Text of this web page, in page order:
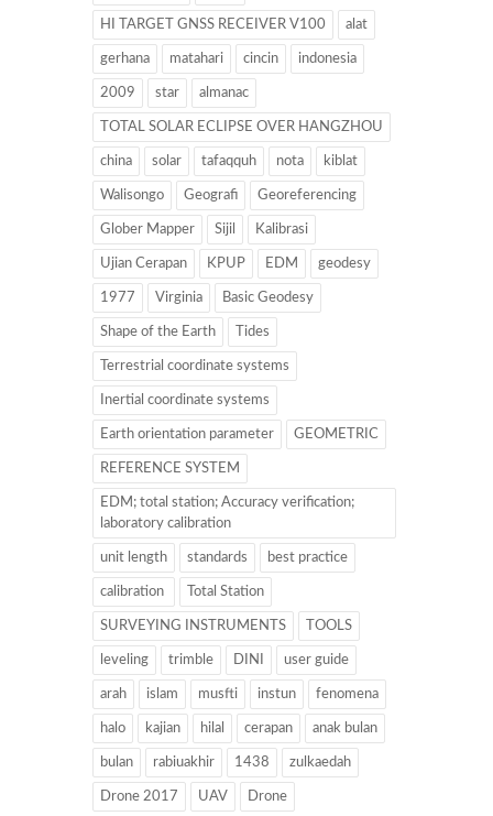
HI TARGET GNSS RECEIVER V100 alat
gerhana matahari cincin indonesia
2009 star almanac
TOTAL SOLAR ECLIPSE OVER HANGZHOU
china solar tafaqquh nota kiblat
Walisongo Geografi Georeferencing
Glober Mapper Sijil Kalibrasi
Ujian Cerapan KPUP EDM geodesy
1977 Virginia Basic Geodesy
Shape of the Earth Tides
Terrestrial coordinate systems
Inertial coordinate systems
Earth orientation parameter GEOMETRIC
REFERENCE SYSTEM
EDM; total station; Accuracy verification;
laboratory calibration
unit length standards best practice
calibration Total Station
SURVEYING INSTRUMENTS TOOLS
leveling trimble DINI user guide
arah islam musfti instun fenomena
halo kajian hilal cerapan anak bulan
bulan rabiuakhir 1438 zulkaedah
Drone 2017 UAV Drone